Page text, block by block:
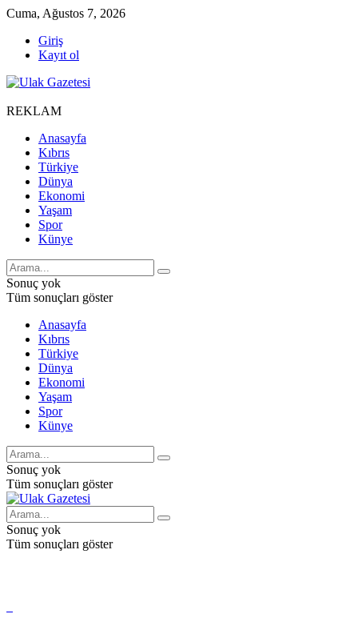
Cuma, Ağustos 7, 2026
Giriş
Kayıt ol
REKLAM
Anasayfa
Kıbrıs
Türkiye
Dünya
Ekonomi
Yaşam
Spor
Künye
Sonuç yok
Tüm sonuçları göster
Anasayfa
Kıbrıs
Türkiye
Dünya
Ekonomi
Yaşam
Spor
Künye
Sonuç yok
Tüm sonuçları göster
Sonuç yok
Tüm sonuçları göster